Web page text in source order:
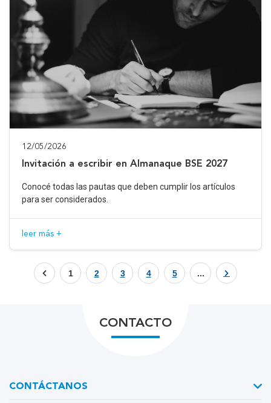
12/05/2026
Invitación a escribir en Almanaque BSE 2027
Conocé todas las pautas que deben cumplir los artículos
para ser considerados.
leer más +
1 2 3 4 5 ...
CONTACTO
CONTÁCTANOS